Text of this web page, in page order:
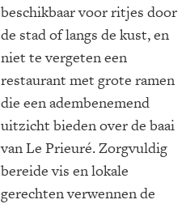
beschikbaar voor ritjes door
de stad of langs de kust, en
niet te vergeten een
restaurant met grote ramen
die een adembenemend
uitzicht bieden over de baai
van Le Prieuré. Zorgvuldig
bereide vis en lokale
gerechten verwennen de